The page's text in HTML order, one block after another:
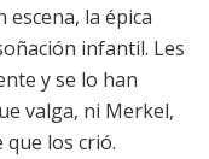
la épica
infantil. Les
y se lo han
valga, ni Merkel,
que los crió.